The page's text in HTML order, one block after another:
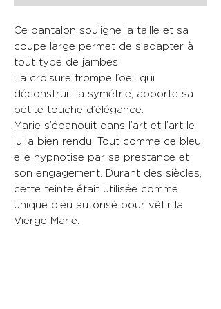
Ce pantalon souligne la taille et sa
coupe large permet de s’adapter à
tout type de jambes.
La croisure trompe l’oeil qui
déconstruit la symétrie, apporte sa
petite touche d’élégance.
Marie s’épanouit dans l’art et l’art le
lui a bien rendu. Tout comme ce bleu,
elle hypnotise par sa prestance et
son engagement. Durant des siècles,
cette teinte était utilisée comme
unique bleu autorisé pour vêtir la
Vierge Marie.